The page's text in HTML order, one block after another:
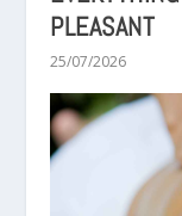
PLEASANT
25/07/2026